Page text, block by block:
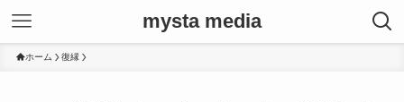
mysta media
ホーム 復縁